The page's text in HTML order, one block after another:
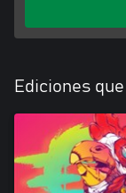
Ediciones